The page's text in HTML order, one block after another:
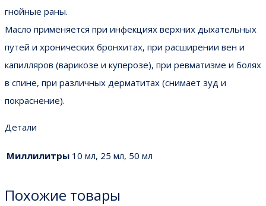
гнойные раны.
Масло применяется при инфекциях верхних дыхательных
путей и хронических бронхитах, при расширении вен и
капилляров (варикозе и куперозе), при ревматизме и болях
в спине, при различных дерматитах (снимает зуд и
покраснение).
Детали
Миллилитры 10 мл, 25 мл, 50 мл
Похожие товары